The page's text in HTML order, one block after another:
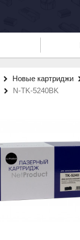
Новые картриджи
N-TK-5240BK